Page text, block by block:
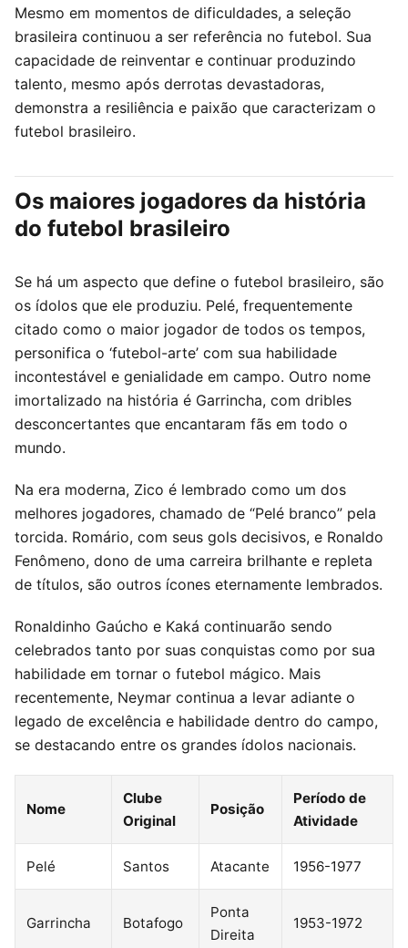
Mesmo em momentos de dificuldades, a seleção
brasileira continuou a ser referência no futebol. Sua
capacidade de reinventar e continuar produzindo
talento, mesmo após derrotas devastadoras,
demonstra a resiliência e paixão que caracterizam o
futebol brasileiro.
Os maiores jogadores da história
do futebol brasileiro
Se há um aspecto que define o futebol brasileiro, são
os ídolos que ele produziu. Pelé, frequentemente
citado como o maior jogador de todos os tempos,
personifica o ‘futebol-arte’ com sua habilidade
incontestável e genialidade em campo. Outro nome
imortalizado na história é Garrincha, com dribles
desconcertantes que encantaram fãs em todo o
mundo.
Na era moderna, Zico é lembrado como um dos
melhores jogadores, chamado de “Pelé branco” pela
torcida. Romário, com seus gols decisivos, e Ronaldo
Fenômeno, dono de uma carreira brilhante e repleta
de títulos, são outros ícones eternamente lembrados.
Ronaldinho Gaúcho e Kaká continuarão sendo
celebrados tanto por suas conquistas como por sua
habilidade em tornar o futebol mágico. Mais
recentemente, Neymar continua a levar adiante o
legado de excelência e habilidade dentro do campo,
se destacando entre os grandes ídolos nacionais.
Nome
Clube
Original
Posição
Período de
Atividade
Pelé Santos Atacante 1956-1977
Garrincha Botafogo
Ponta
Direita
1953-1972